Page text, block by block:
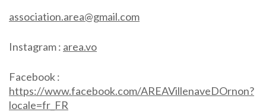
association.area@gmail.com
Instagram : area.vo
Facebook :
https://www.facebook.com/AREAVillenaveDOrnon?
locale=fr_FR